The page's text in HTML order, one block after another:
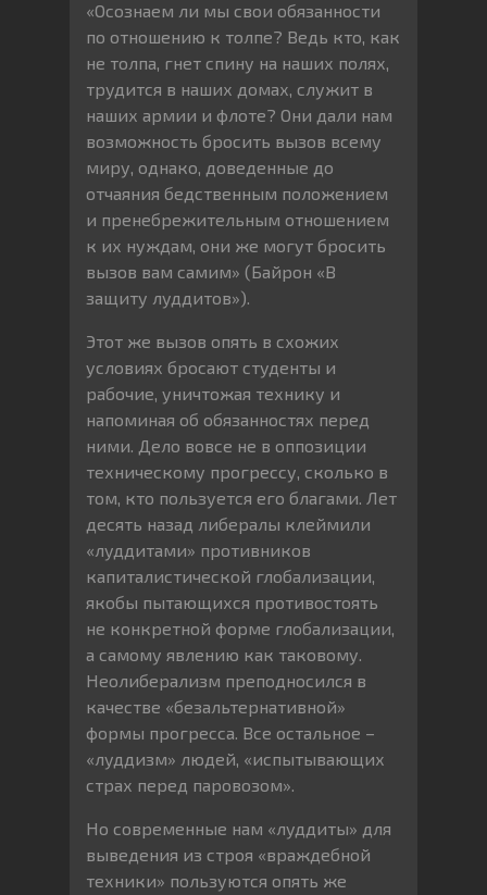
«Осознаем ли мы свои обязанности
по отношению к толпе? Ведь кто, как
не толпа, гнет спину на наших полях,
трудится в наших домах, служит в
наших армии и флоте? Они дали нам
возможность бросить вызов всему
миру, однако, доведенные до
отчаяния бедственным положением
и пренебрежительным отношением
к их нуждам, они же могут бросить
вызов вам самим» (Байрон «В
защиту луддитов»).
Этот же вызов опять в схожих
условиях бросают студенты и
рабочие, уничтожая технику и
напоминая об обязанностях перед
ними. Дело вовсе не в оппозиции
техническому прогрессу, сколько в
том, кто пользуется его благами. Лет
десять назад либералы клеймили
«луддитами» противников
капиталистической глобализации,
якобы пытающихся противостоять
не конкретной форме глобализации,
а самому явлению как таковому.
Неолиберализм преподносился в
качестве «безальтернативной»
формы прогресса. Все остальное –
«луддизм» людей, «испытывающих
страх перед паровозом».
Но современные нам «луддиты» для
выведения из строя «враждебной
техники» пользуются опять же